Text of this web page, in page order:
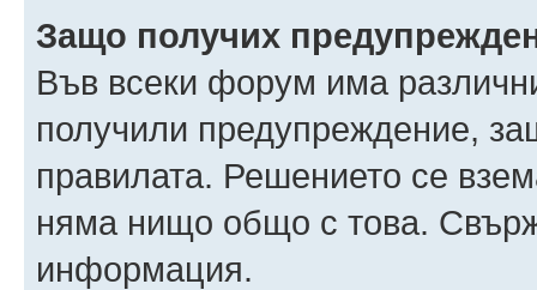
Защо получих
Във всеки форум има
получили предупреждение,
правилата. Решението се
няма нищо общо с това.
информация.